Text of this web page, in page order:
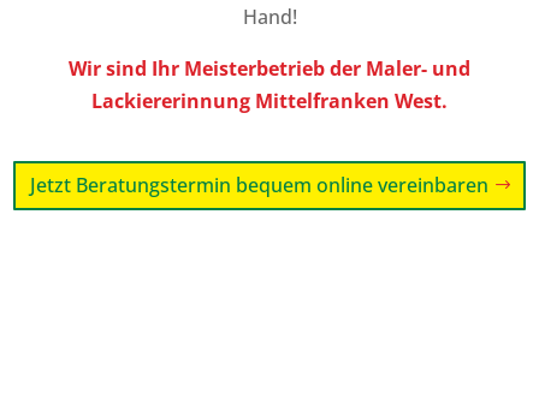
Hand!
Wir sind Ihr Meisterbetrieb der Maler- und
Lackiererinnung Mittelfranken West.
Jetzt Beratungstermin bequem online vereinbaren